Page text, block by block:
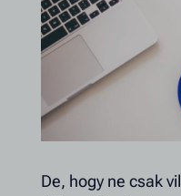
De, hogy ne csak